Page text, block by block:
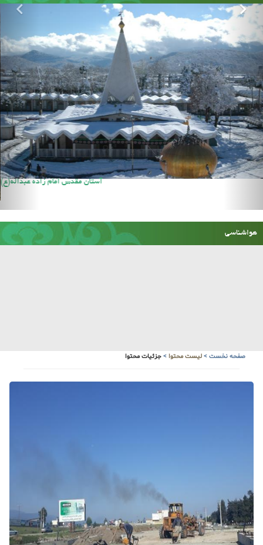
آستان مقدس امام زاده عبداله(ع)
هواشناسی